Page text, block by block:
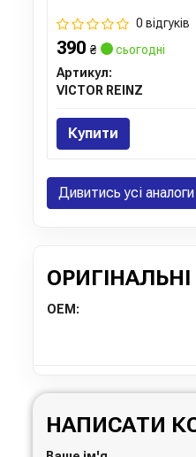
0 відгуків
390 ₴
сьогодні
Артикул:
VICTOR REINZ
Купити
Дивитись усі
OEM:
НАПИСАТИ